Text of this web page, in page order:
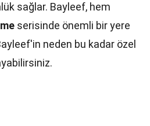
sağlar. Bayleef, hem
serisinde önemli bir yere
neden bu kadar özel